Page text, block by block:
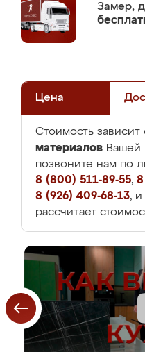
Замер,
Цена
Стоимость зависит
материалов Вашей
позвоните нам по
8 (800) 511-89-55, 8
8 (926) 409-68-13,
рассчитает